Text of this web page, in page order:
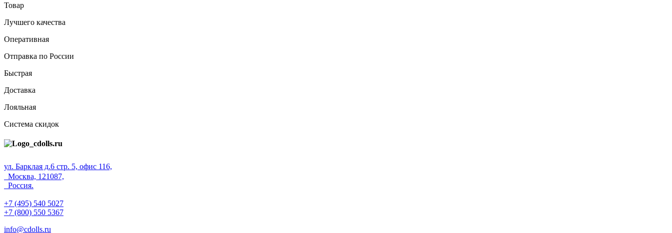
Товар
Лучшего качества
Оперативная
Отправка по России
Быстрая
Доставка
Лояльная
Система скидок
ул. Барклая д.6 стр. 5, офис 116,
Москва, 121087,
Россия.
+7 (495) 540 5027
+7 (800) 550 5367
info@cdolls.ru